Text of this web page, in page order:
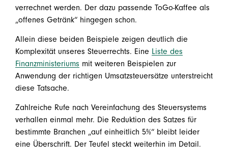
verrechnet werden. Der dazu passende ToGo-Kaffee als
„offenes Getränk“ hingegen schon.
Allein diese beiden Beispiele zeigen deutlich die
Komplexität unseres Steuerrechts. Eine Liste des
Finanzministeriums mit weiteren Beispielen zur
Anwendung der richtigen Umsatzsteuersätze unterstreicht
diese Tatsache.
Zahlreiche Rufe nach Vereinfachung des Steuersystems
verhallen einmal mehr. Die Reduktion des Satzes für
bestimmte Branchen „auf einheitlich 5%“ bleibt leider
eine Überschrift. Der Teufel steckt weiterhin im Detail.